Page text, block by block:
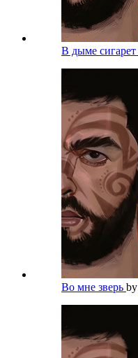
В дыме сигарет
Во мне зверь by